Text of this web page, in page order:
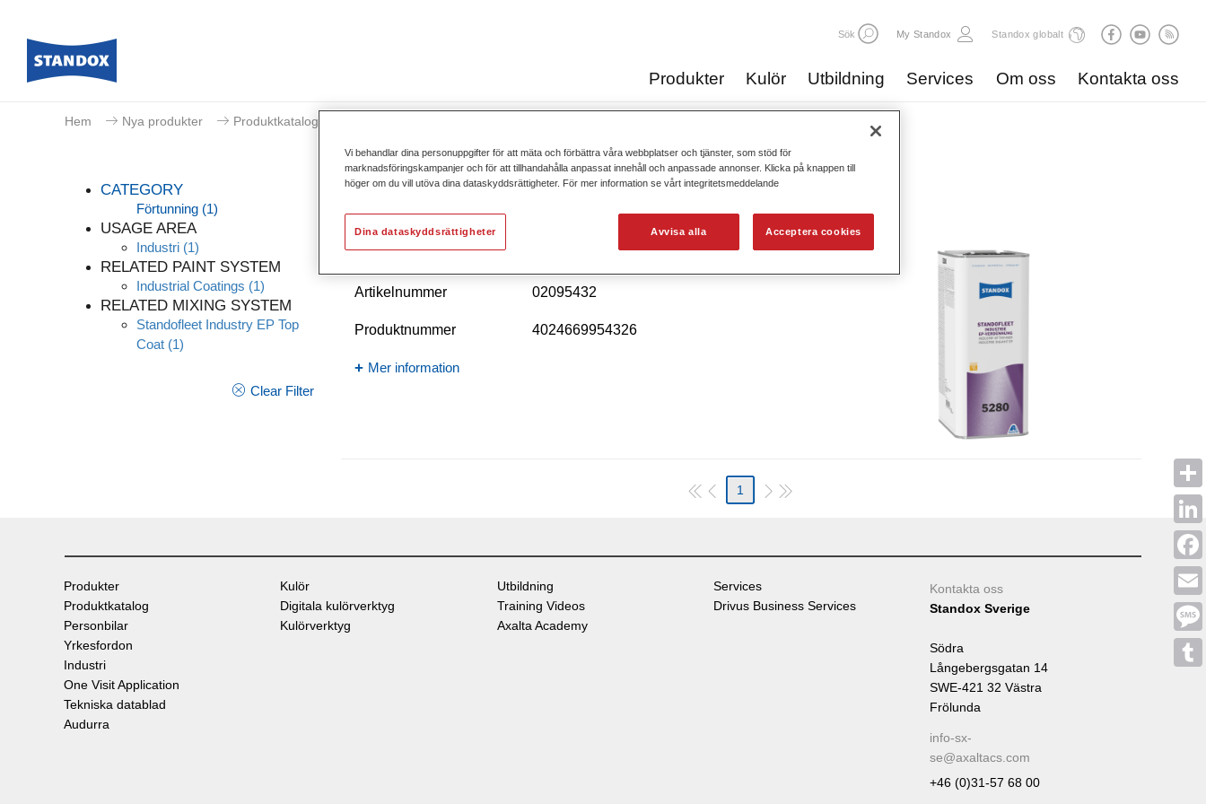
Sök My Standox Standox globalt
Produkter Kulör Utbildning Services Om oss Kontakta oss
Email
Hem Nya produkter Produktkatalog
CATEGORY
Förtunning (1)
USAGE AREA
Industri (1)
RELATED PAINT SYSTEM
Industrial Coatings (1)
RELATED MIXING SYSTEM
Standofleet Industry EP Top
Coat (1)
Clear Filter
Förtunning
Artikelnummer 02095432
Produktnummer 4024669954326
Mer information
1
Produkter
Produktkatalog
Personbilar
Yrkesfordon
Industri
One Visit Application
Tekniska datablad
Audurra
Kulör
Digitala kulörverktyg
Kulörverktyg
Utbildning
Training Videos
Axalta Academy
Services
Drivus Business Services
Kontakta oss
Standox Sverige
Södra
Långebergsgatan 14
SWE-421 32 Västra
Frölunda
info-sx-
se@axaltacs.com
+46 (0)31-57 68 00
Vi behandlar dina personuppgifter för att mäta och förbättra våra webbplatser och tjänster, som stöd för
marknadsföringskampanjer och för att tillhandahålla anpassat innehåll och anpassade annonser. Klicka på knappen till
höger om du vill utöva dina dataskyddsrättigheter. För mer information se vårt integritetsmeddelande
Avvisa alla Acceptera cookies
Dina dataskyddsrättigheter